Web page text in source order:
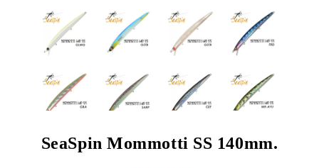
SeaSpin Mommotti SS 140mm.